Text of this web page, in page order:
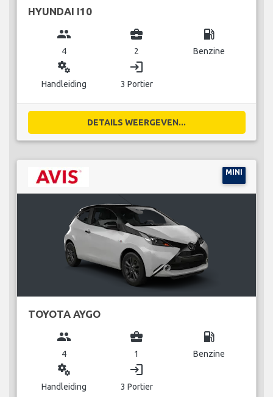
HYUNDAI I10
group
4
business_center
2
local_gas_station
Benzine
miscellaneous_services
Handleiding
login
3 Portier
DETAILS WEERGEVEN...
MINI
TOYOTA AYGO
group
4
business_center
1
local_gas_station
Benzine
miscellaneous_services
Handleiding
login
3 Portier